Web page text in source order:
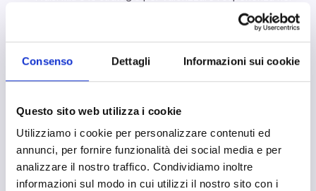
Consenso Dettagli Informazioni sui cookie
Questo sito web utilizza i cookie
Utilizziamo i cookie per personalizzare contenuti ed
annunci, per fornire funzionalità dei social media e per
analizzare il nostro traffico. Condividiamo inoltre
informazioni sul modo in cui utilizzi il nostro sito con i
Giovani professionisti che vogliono dare una dimensione
conoscere meglio le potenzialità di Erasmus+ per
accompagnare studenti, disoccupati, imprenditori…
Questo evento rilascia 0,5 CFO (Crediti Formativi per
l’Orientamento) ai soli Orientatori Asnor regolarmente
iscritti al Registro Orientatori Asnor (L. 4/2013).